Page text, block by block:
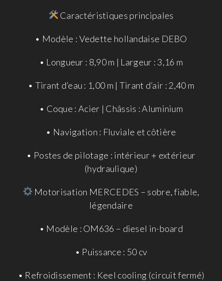
Caractéristiques principales
• Modèle : Vedette hollandaise DEBO
• Longueur : 8,90 m | Largeur : 3,16 m
• Tirant d’eau : 1,00 m | Tirant d’air : 2,40 m
• Coque : Acier | Châssis : Aluminium
• Navigation : Fluviale et côtière
• Postes de pilotage : intérieur + extérieur
(hydraulique)
Motorisation MERCEDES – sobre, fiable,
légendaire
• Modèle : OM636 – diesel in-board
• Puissance : 50 cv
• Refroidissement : Keel cooling (circuit fermé)